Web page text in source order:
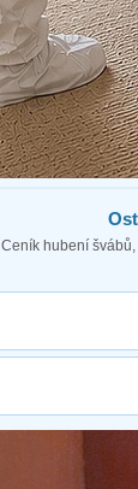
Ceník hubení